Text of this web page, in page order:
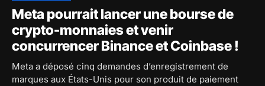
Meta pourrait lancer une bourse de
crypto-monnaies et venir
concurrencer Binance et Coinbase !
Meta a déposé cinq demandes d’enregistrement de
marques aux États-Unis pour son produit de paiement